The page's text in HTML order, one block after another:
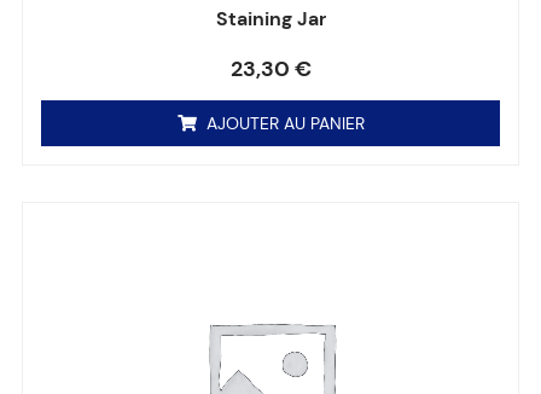
Staining Jar
23,30 €
AJOUTER AU PANIER